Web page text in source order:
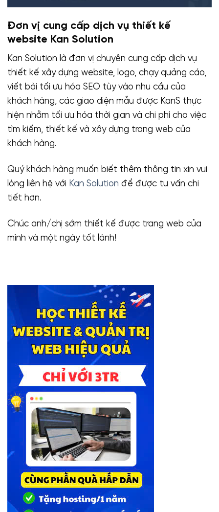
Đơn vị cung cấp dịch vụ thiết kế
website Kan Solution
Kan Solution là đơn vị chuyên cung cấp dịch vụ
thiết kế xây dựng website, logo, chạy quảng cáo,
viết bài tối ưu hóa SEO tùy vào nhu cầu của
khách hàng, các giao diện mẫu được KanS thực
hiện nhằm tối ưu hóa thời gian và chi phí cho việc
tìm kiếm, thiết kế và xây dựng trang web của
khách hàng.
Quý khách hàng muốn biết thêm thông tin xin vui
lòng liên hệ với Kan Solution để được tư vấn chi
tiết hơn.
Chúc anh/chị sớm thiết kế được trang web của
mình và một ngày tốt lành!